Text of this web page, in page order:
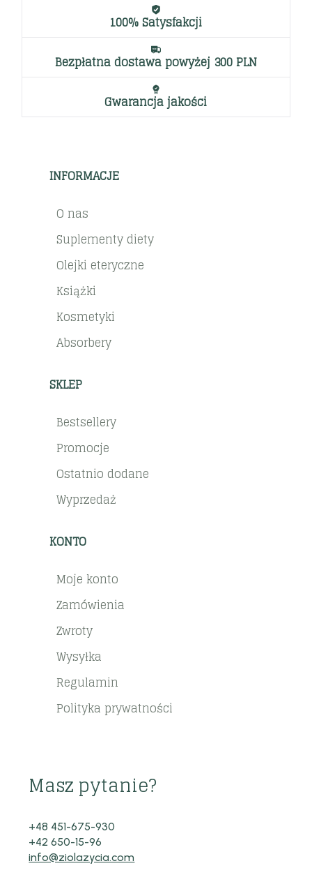
100% Satysfakcji
Bezpłatna dostawa powyżej 300 PLN
Gwarancja jakości
INFORMACJE
O nas
Suplementy diety
Olejki eteryczne
Książki
Kosmetyki
Absorbery
SKLEP
Bestsellery
Promocje
Ostatnio dodane
Wyprzedaż
KONTO
Moje konto
Zamówienia
Zwroty
Wysyłka
Regulamin
Polityka prywatności
Masz pytanie?
+48 451-675-930
+42 650-15-96
info@ziolazycia.com